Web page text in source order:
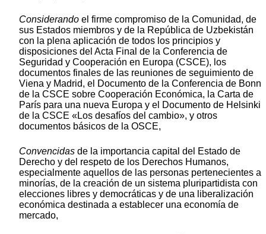
Considerando el firme compromiso de la Comunidad, de
sus Estados miembros y de la República de Uzbekistán
con la plena aplicación de todos los principios y
disposiciones del Acta Final de la Conferencia de
Seguridad y Cooperación en Europa (CSCE), los
documentos finales de las reuniones de seguimiento de
Viena y Madrid, el Documento de la Conferencia de Bonn
de la CSCE sobre Cooperación Económica, la Carta de
París para una nueva Europa y el Documento de Helsinki
de la CSCE «Los desafíos del cambio», y otros
documentos básicos de la OSCE,
Convencidas de la importancia capital del Estado de
Derecho y del respeto de los Derechos Humanos,
especialmente aquellos de las personas pertenecientes a
minorías, de la creación de un sistema pluripartidista con
elecciones libres y democráticas y de una liberalización
económica destinada a establecer una economía de
mercado,